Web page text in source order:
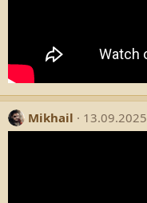
Mikhail 13.09.2025